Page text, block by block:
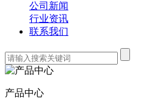
公司新闻
行业资讯
联系我们
产品中心